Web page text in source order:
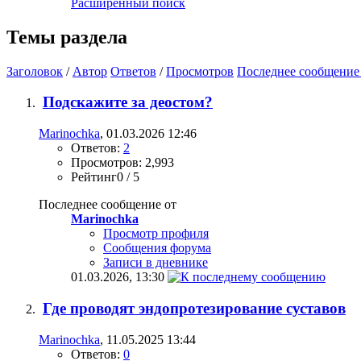
Расширенный поиск
Темы раздела
Заголовок / Автор Ответов /Просмотров Последнее сообщение
Подскажите за деостом?
Marinochka, 01.03.2026 12:46
Ответов: 2
Просмотров: 2,993
Рейтинг0 / 5
Последнее сообщение от
Marinochka
Просмотр профиля
Сообщения форума
Записи в дневнике
01.03.2026, 13:30
Где проводят эндопротезирование суставов
Marinochka, 11.05.2025 13:44
Ответов: 0